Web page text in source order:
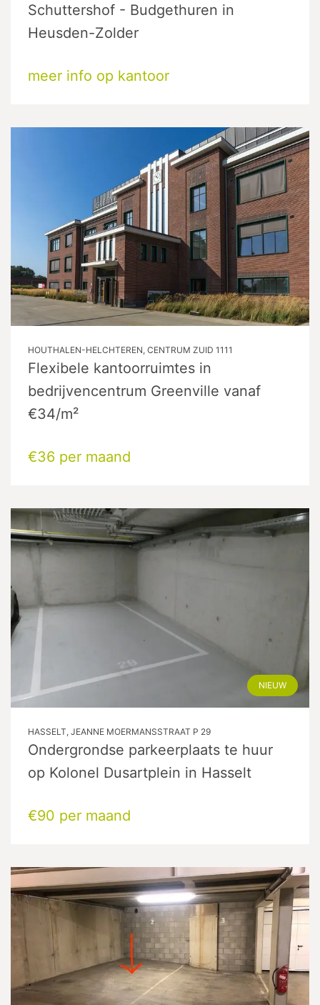
Schuttershof - Budgethuren in
Heusden-Zolder
meer info op kantoor
HOUTHALEN-HELCHTEREN, CENTRUM ZUID 1111
Flexibele kantoorruimtes in
bedrijvencentrum Greenville vanaf
€34/m²
€36 per maand
NIEUW
HASSELT, JEANNE MOERMANSSTRAAT P 29
Ondergrondse parkeerplaats te huur
op Kolonel Dusartplein in Hasselt
€90 per maand